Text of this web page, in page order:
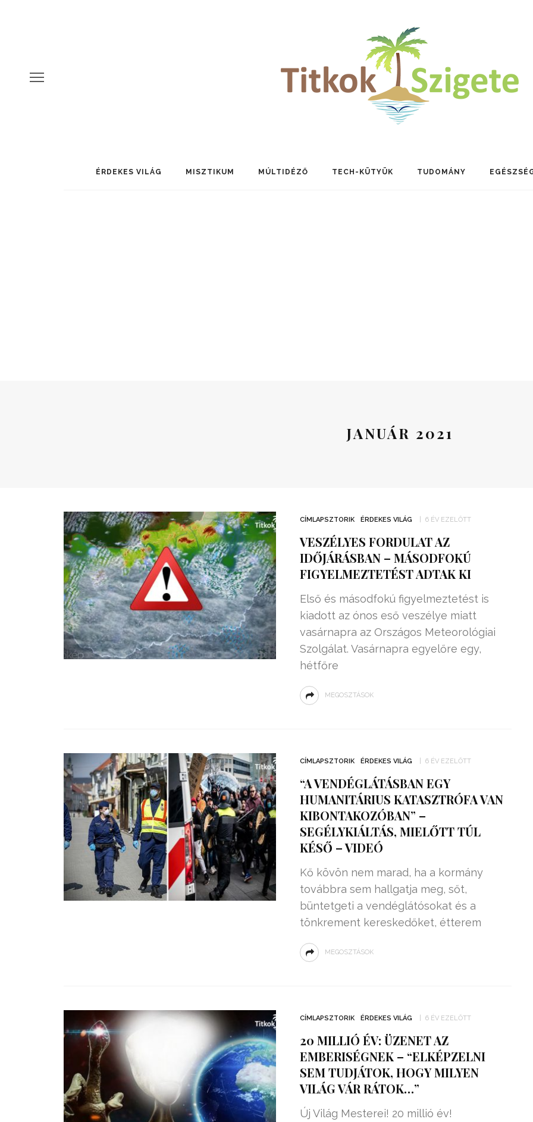
ÉRDEKES VILÁG MISZTIKUM MÚLTIDÉZŐ TECH-KÜTYÜK TUDOMÁNY
JANUÁR 2021
CÍMLAPSZTORIK ÉRDEKES VILÁG 6 ÉV EZELŐTT
VESZÉLYES FORDULAT AZ
IDŐJÁRÁSBAN – MÁSODFOKÚ
FIGYELMEZTETÉST ADTAK KI
Első és másodfokú figyelmeztetést is
kiadott az ónos eső veszélye miatt
vasárnapra az Országos Meteorológiai
Szolgálat. Vasárnapra egyelőre egy,
hétfőre
MEGOSZTÁSOK
CÍMLAPSZTORIK ÉRDEKES VILÁG 6 ÉV EZELŐTT
“A VENDÉGLÁTÁSBAN EGY
HUMANITÁRIUS KATASZTRÓFA VAN
KIBONTAKOZÓBAN” –
SEGÉLYKIÁLTÁS, MIELŐTT TÚL
KÉSŐ – VIDEÓ
Kő kövön nem marad, ha a kormány
továbbra sem hallgatja meg, sőt,
büntetgeti a vendéglátósokat és a
tönkrement kereskedőket, étterem
MEGOSZTÁSOK
CÍMLAPSZTORIK ÉRDEKES VILÁG 6 ÉV EZELŐTT
20 MILLIÓ ÉV: ÜZENET AZ
EMBERISÉGNEK – “ELKÉPZELNI
SEM TUDJÁTOK, HOGY MILYEN
VILÁG VÁR RÁTOK…”
Új Világ Mesterei! 20 millió év!
99,13%-OS HATÉKONYSÁGGAL
NULLÁZZA AZ ÁRAMSZÁMLÁT
EZ A MOTOR!
ENERGIÁT
FEKVŐRENDŐRÖK!